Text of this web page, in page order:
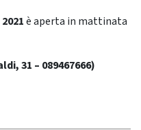
è aperta in mattinata
31 – 089467666)